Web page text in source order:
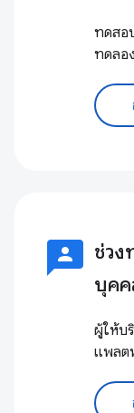
ทดสอ
ทดลอง
3p ช่วง
บุคค
ผู้ให้บ
แพลต